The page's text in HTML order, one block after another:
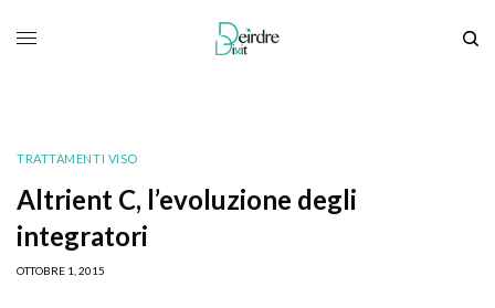
TRATTAMENTI VISO
Altrient C, l’evoluzione degli
integratori
OTTOBRE 1, 2015